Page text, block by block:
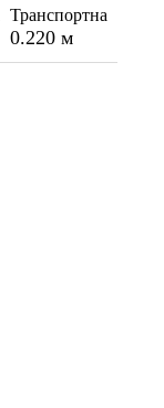
Транспортна
0.220 м